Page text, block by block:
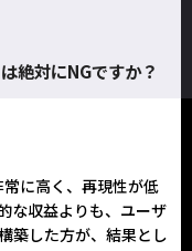
絶対にNGですか？
に高く、再現性が低
な収益よりも、ユーザ
築した方が、結果とし